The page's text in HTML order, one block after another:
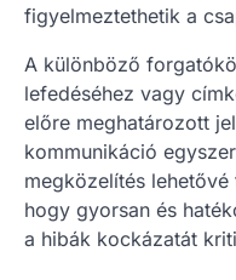
figyelmeztethetik a
A különböző
lefedéséhez vagy
előre meghatározott
kommunikáció
megközelítés
hogy gyorsan és
a hibák kockázatát